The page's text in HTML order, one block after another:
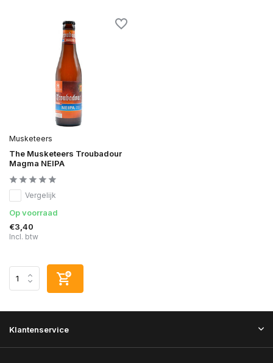
Musketeers
The Musketeers Troubadour
Magma NEIPA
Vergelijk
Op voorraad
€3,40
Incl. btw
Klantenservice